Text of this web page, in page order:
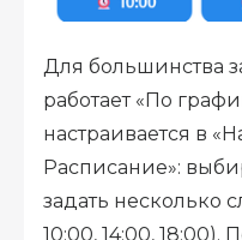
Для большинства
работает «По
настраивается в
Расписание»:
задать несколько
10:00, 14:00, 18:00).